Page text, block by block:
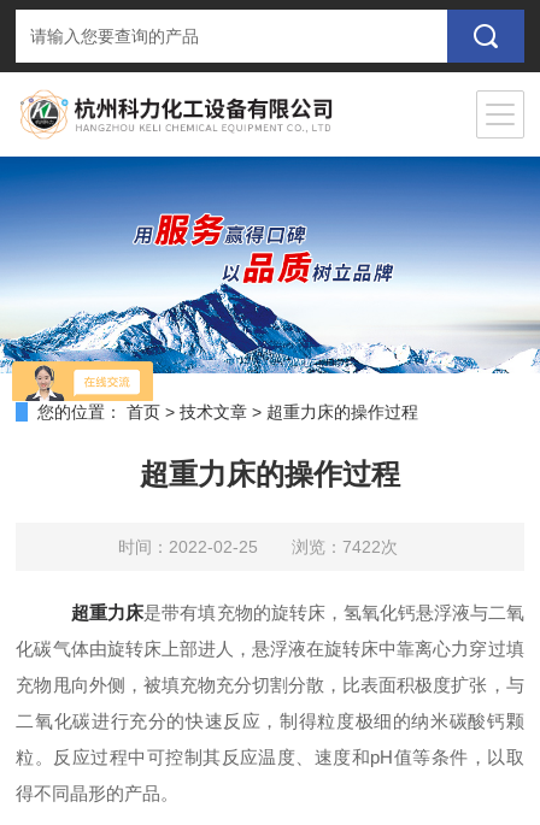
您的位置： 首页 >技术文章 > 超重力床的操作过程
超重力床的操作过程
时间：2022-02-25 浏览：7422次
超重力床是带有填充物的旋转床，氢氧化钙悬浮液与二氧
化碳气体由旋转床上部进人，悬浮液在旋转床中靠离心力穿过填
充物甩向外侧，被填充物充分切割分散，比表面积极度扩张，与
二氧化碳进行充分的快速反应，制得粒度极细的纳米碳酸钙颗
粒。反应过程中可控制其反应温度、速度和pH值等条件，以取
得不同晶形的产品。